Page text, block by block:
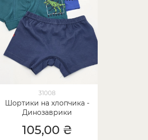
31008
Шортики на хлопчика -
Динозаврики
105,00 ₴